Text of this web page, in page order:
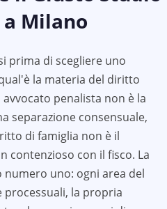
Milano
prima di scegliere uno
la materia del diritto
penalista non è la
separazione consensuale,
di famiglia non è il
contenzioso con il fisco. La
numero uno: ogni area del
la propria